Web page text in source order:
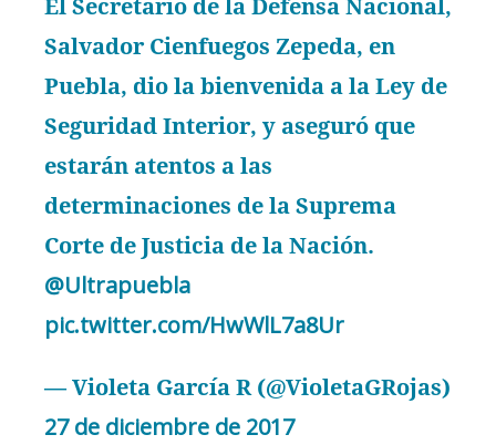
El Secretario de la Defensa Nacional,
Salvador Cienfuegos Zepeda, en
Puebla, dio la bienvenida a la Ley de
Seguridad Interior, y aseguró que
estarán atentos a las
determinaciones de la Suprema
Corte de Justicia de la Nación.
@Ultrapuebla
pic.twitter.com/HwWlL7a8Ur
— Violeta García R (@VioletaGRojas)
27 de diciembre de 2017